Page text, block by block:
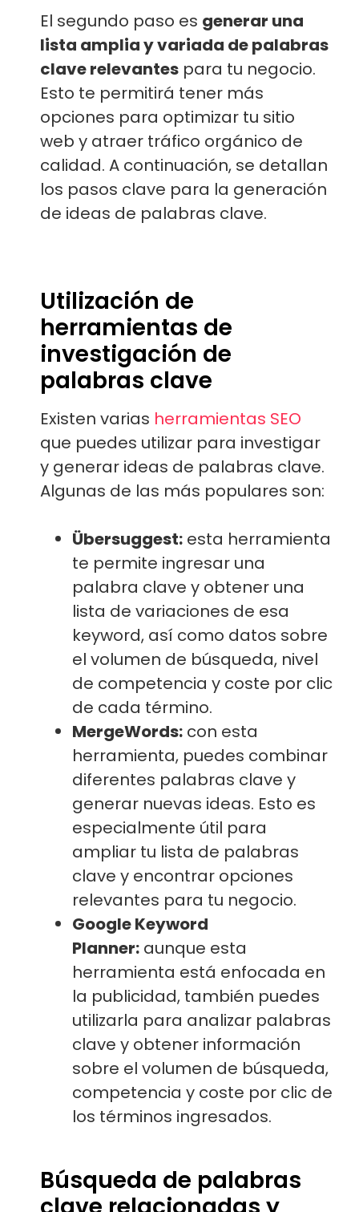
El segundo paso es generar una
lista amplia y variada de palabras
clave relevantes para tu negocio.
Esto te permitirá tener más
opciones para optimizar tu sitio
web y atraer tráfico orgánico de
calidad. A continuación, se detallan
los pasos clave para la generación
de ideas de palabras clave.
Utilización de
herramientas de
investigación de
palabras clave
Existen varias herramientas SEO
que puedes utilizar para investigar
y generar ideas de palabras clave.
Algunas de las más populares son:
Übersuggest: esta herramienta
te permite ingresar una
palabra clave y obtener una
lista de variaciones de esa
keyword, así como datos sobre
el volumen de búsqueda, nivel
de competencia y coste por clic
de cada término.
MergeWords: con esta
herramienta, puedes combinar
diferentes palabras clave y
generar nuevas ideas. Esto es
especialmente útil para
ampliar tu lista de palabras
clave y encontrar opciones
relevantes para tu negocio.
Google Keyword
Planner: aunque esta
herramienta está enfocada en
la publicidad, también puedes
utilizarla para analizar palabras
clave y obtener información
sobre el volumen de búsqueda,
competencia y coste por clic de
los términos ingresados.
Búsqueda de palabras